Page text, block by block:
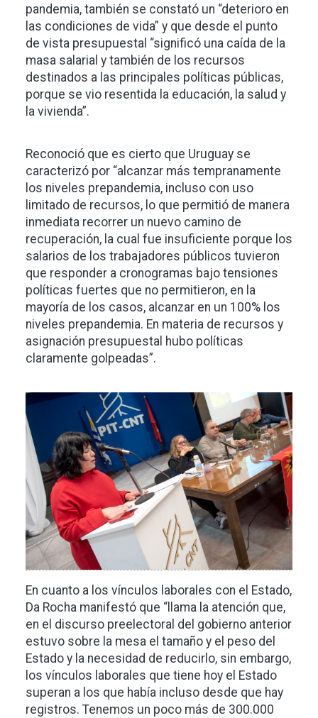
pandemia, también se constató un “deterioro en
las condiciones de vida” y que desde el punto
de vista presupuestal “significó una caída de la
masa salarial y también de los recursos
destinados a las principales políticas públicas,
porque se vio resentida la educación, la salud y
la vivienda”.
Reconoció que es cierto que Uruguay se
caracterizó por “alcanzar más tempranamente
los niveles prepandemia, incluso con uso
limitado de recursos, lo que permitió de manera
inmediata recorrer un nuevo camino de
recuperación, la cual fue insuficiente porque los
salarios de los trabajadores públicos tuvieron
que responder a cronogramas bajo tensiones
políticas fuertes que no permitieron, en la
mayoría de los casos, alcanzar en un 100% los
niveles prepandemia. En materia de recursos y
asignación presupuestal hubo políticas
claramente golpeadas”.
Imagen
En cuanto a los vínculos laborales con el Estado,
Da Rocha manifestó que “llama la atención que,
en el discurso preelectoral del gobierno anterior
estuvo sobre la mesa el tamaño y el peso del
Estado y la necesidad de reducirlo, sin embargo,
los vínculos laborales que tiene hoy el Estado
superan a los que había incluso desde que hay
registros. Tenemos un poco más de 300.000